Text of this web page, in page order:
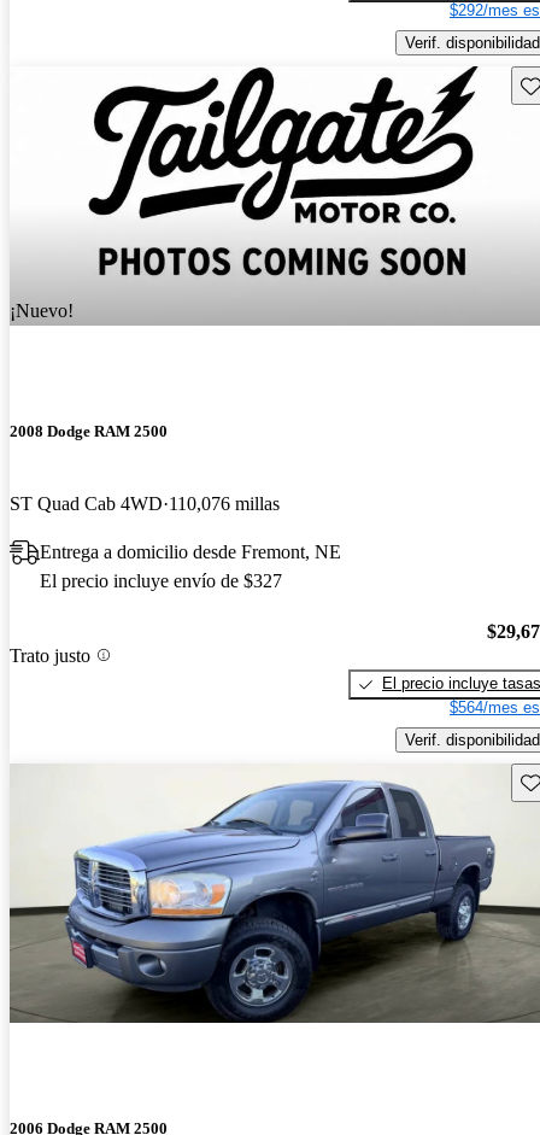
$292/mes
Verif. disponibilidad
¡Nuevo!
2008 Dodge RAM 2500
ST Quad Cab 4WD 110,076 millas
Entrega a domicilio desde Fremont, NE
El precio incluye envío de $327
Trato justo
El precio incluye tasas
$564/mes
Verif. disponibilidad
2006 Dodge RAM 2500